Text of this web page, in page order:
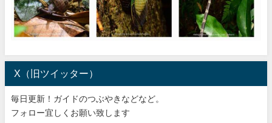
X（旧ツイッター）
毎日更新！ガイドのつぶやきなどなど。
フォロー宜しくお願い致します